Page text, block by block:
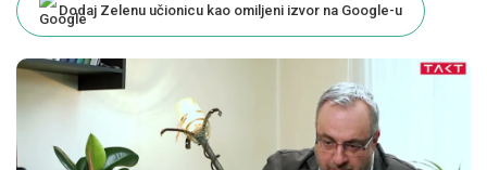
Dodaj Zelenu učionicu kao omiljeni izvor na Google-u